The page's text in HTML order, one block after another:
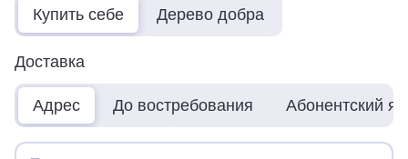
Купить себе Дерево добра
Доставка
Адрес До востребования Абонентский